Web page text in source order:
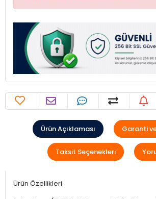
Ürün Açıklaması Garanti
Taksit Seçenekleri
Ürün Özellikleri